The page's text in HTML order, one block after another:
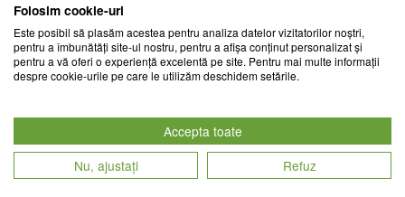
Alti clienti au vizitat si
Folosim cookie-uri
Este posibil să plasăm acestea pentru analiza datelor vizitatorilor noștri,
pentru a îmbunătăți site-ul nostru, pentru a afișa conținut personalizat și
pentru a vă oferi o experiență excelentă pe site. Pentru mai multe informații
despre cookie-urile pe care le utilizăm deschidem setările.
Accepta toate
Nu, ajustați
Refuz